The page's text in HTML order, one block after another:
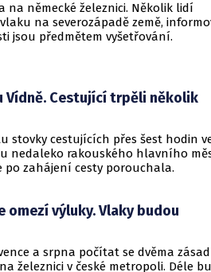
na německé železnici. Několik lidí
na severozápadě země,
jsou předmětem vyšetřování.
Vídně. Cestující trpěli několik
stovky cestujících přes šest hodin
nedaleko rakouského hlavního
po zahájení cesty porouchala.
omezí výluky. Vlaky budou
a srpna počítat se dvěma
železnici v české metropoli. Déle